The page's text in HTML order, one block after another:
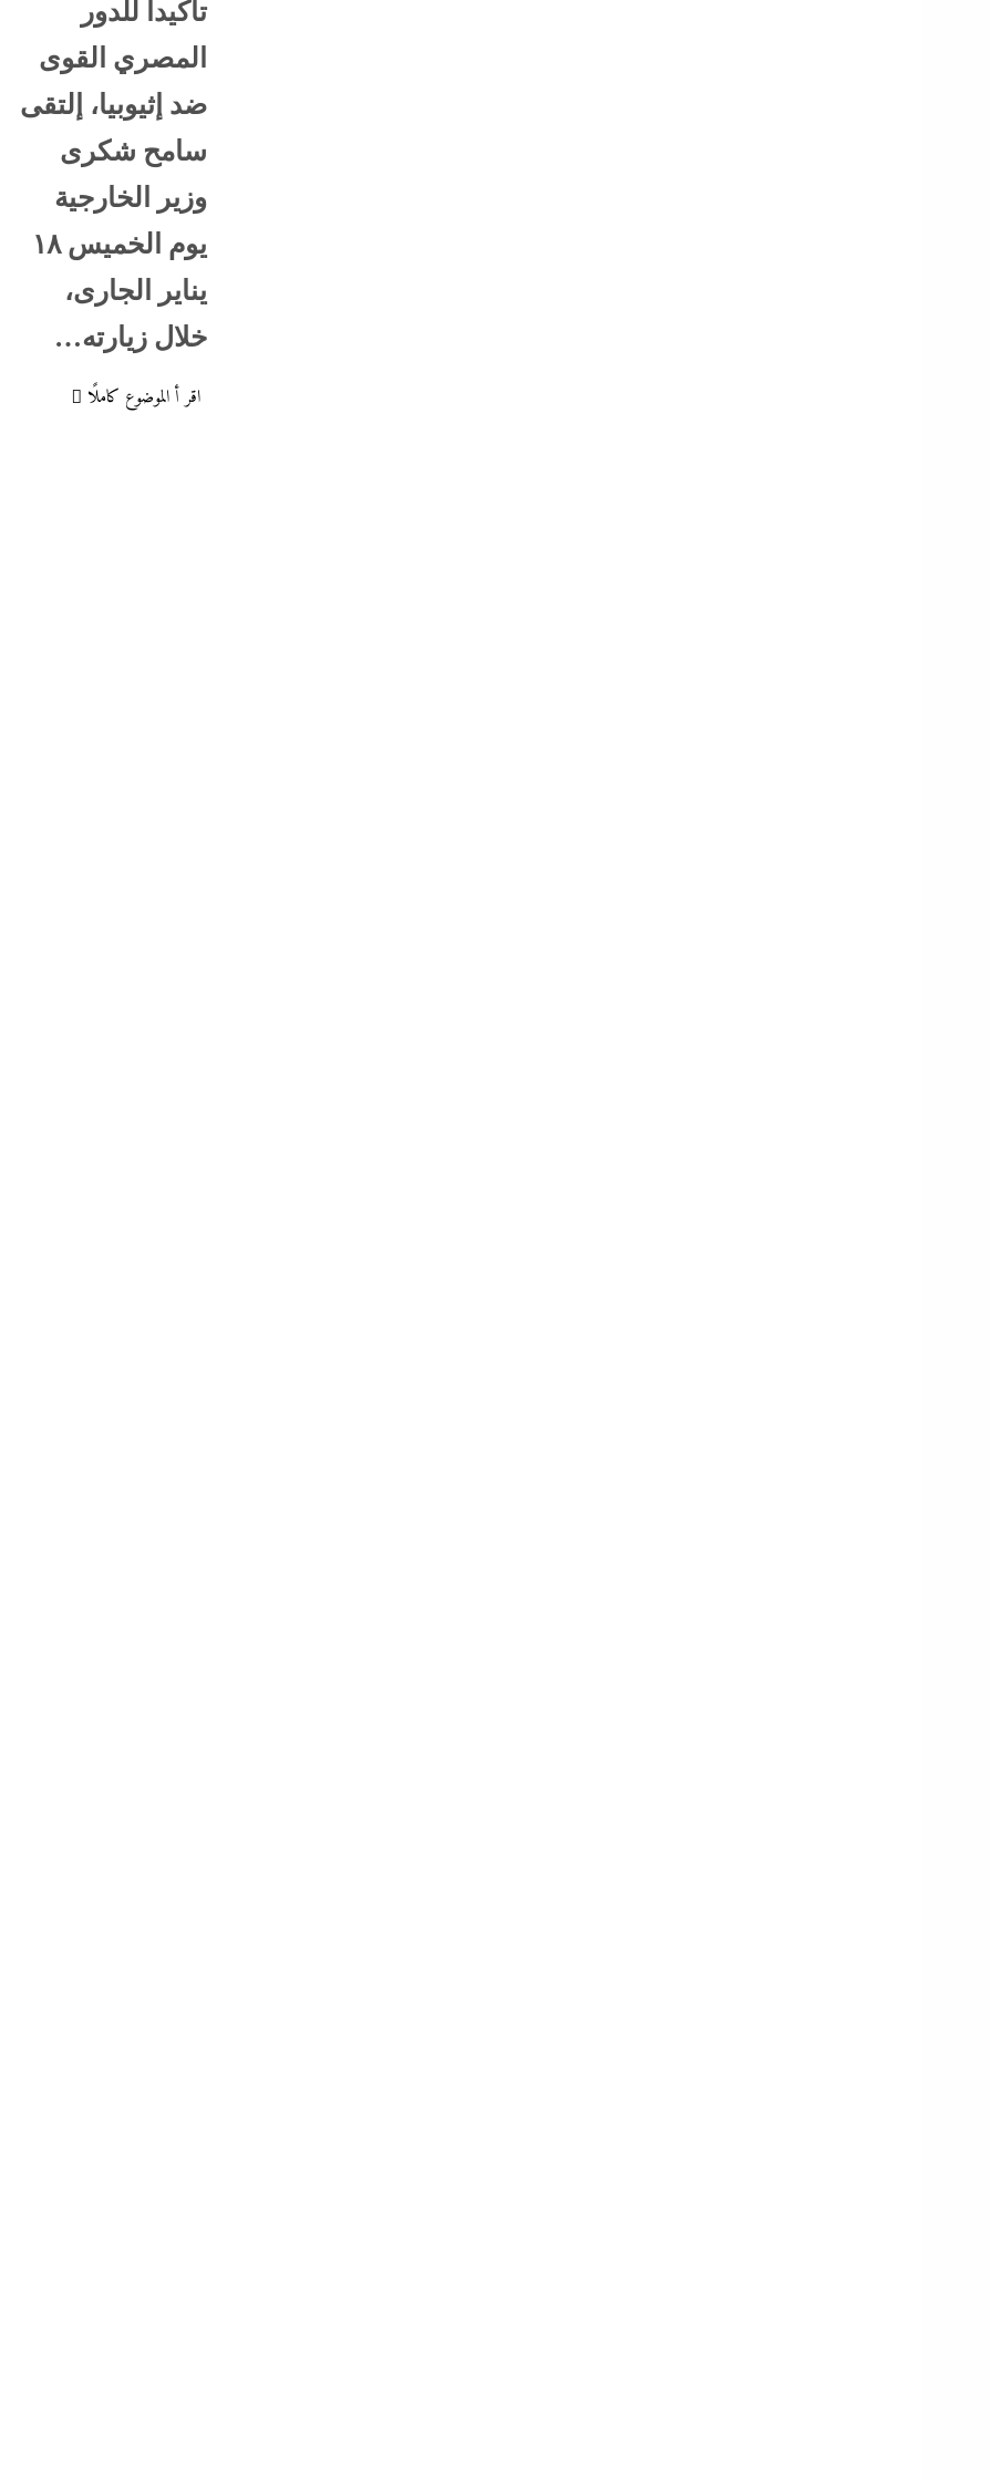
تأكيدا للدور
المصري القوى
ضد إثيوبيا، إلتقى
سامح شكرى
وزير الخارجية
يوم الخميس ١٨
يناير الجارى،
خلال زيارته…
اقر أ الموضوع كاملًا